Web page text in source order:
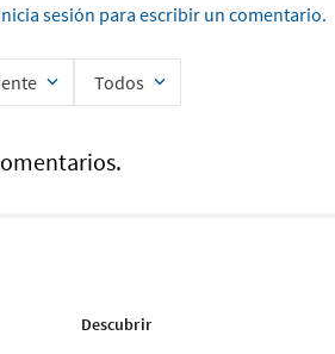
sesión para escribir un comentario.
Todos
Descubrir